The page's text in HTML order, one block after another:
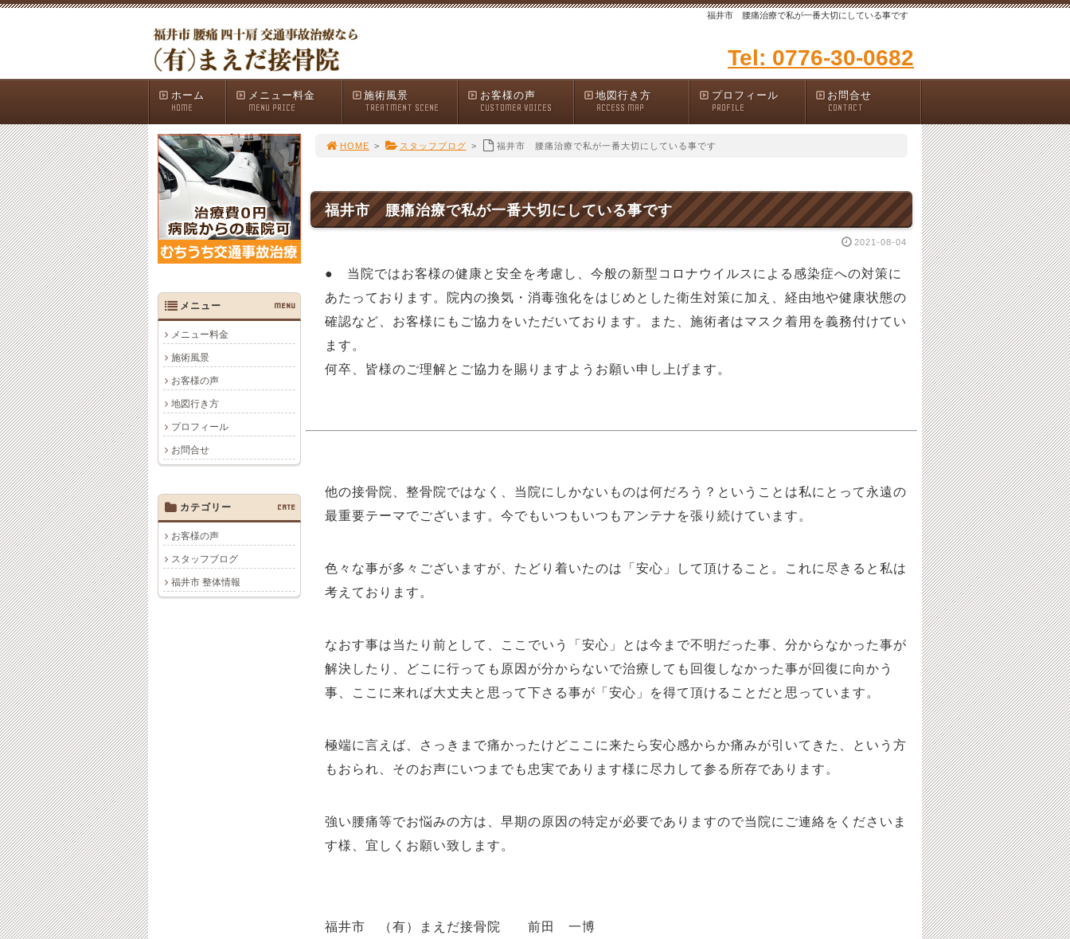
福井市 腰痛治療で私が一番大切にしている事です
Tel: 0776-30-0682
ホーム
HOME
メニュー料金
MENU PRICE
施術風景
TREATMENT SCENE
お客様の声
CUSTOMER VOICES
地図行き方
ACCESS MAP
プロフィール
PROFILE
お問合せ
CONTACT
HOME > スタッフブログ > 福井市 腰痛治療で私が一番大切にしている事です
福井市 腰痛治療で私が一番大切にしている事です
2021-08-04
● 当院ではお客様の健康と安全を考慮し、今般の新型コロナウイルスによる感染症への対策に
あたっております。院内の換気・消毒強化をはじめとした衛生対策に加え、経由地や健康状態の
確認など、お客様にもご協力をいただいております。また、施術者はマスク着用を義務付けてい
ます。
何卒、皆様のご理解とご協力を賜りますようお願い申し上げます。
他の接骨院、整骨院ではなく、当院にしかないものは何だろう？ということは私にとって永遠の
最重要テーマでございます。今でもいつもいつもアンテナを張り続けています。
色々な事が多々ございますが、たどり着いたのは「安心」して頂けること。これに尽きると私は
考えております。
なおす事は当たり前として、ここでいう「安心」とは今まで不明だった事、分からなかった事が
解決したり、どこに行っても原因が分からないで治療しても回復しなかった事が回復に向かう
事、ここに来れば大丈夫と思って下さる事が「安心」を得て頂けることだと思っています。
極端に言えば、さっきまで痛かったけどここに来たら安心感からか痛みが引いてきた、という方
もおられ、そのお声にいつまでも忠実であります様に尽力して参る所存であります。
強い腰痛等でお悩みの方は、早期の原因の特定が必要でありますので当院にご連絡をくださいま
す様、宜しくお願い致します。
福井市 （有）まえだ接骨院 前田 一博
メニュー MENU
メニュー料金
施術風景
お客様の声
地図行き方
プロフィール
お問合せ
カテゴリー CATE
お客様の声
スタッフブログ
福井市 整体情報